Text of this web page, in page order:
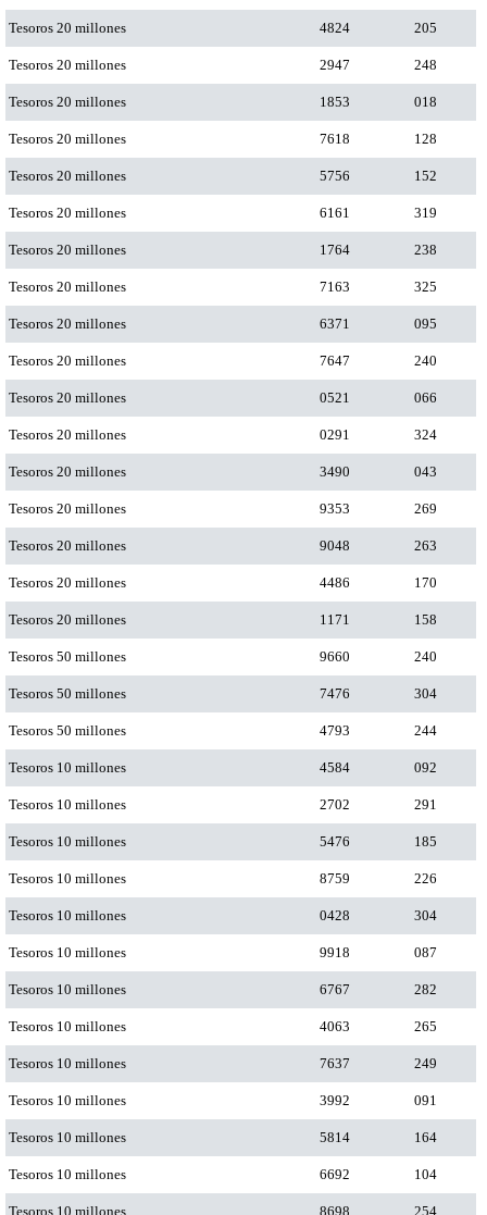
Tesoros 20 millones 4824 205
Tesoros 20 millones 2947 248
Tesoros 20 millones 1853 018
Tesoros 20 millones 7618 128
Tesoros 20 millones 5756 152
Tesoros 20 millones 6161 319
Tesoros 20 millones 1764 238
Tesoros 20 millones 7163 325
Tesoros 20 millones 6371 095
Tesoros 20 millones 7647 240
Tesoros 20 millones 0521 066
Tesoros 20 millones 0291 324
Tesoros 20 millones 3490 043
Tesoros 20 millones 9353 269
Tesoros 20 millones 9048 263
Tesoros 20 millones 4486 170
Tesoros 20 millones 1171 158
Tesoros 50 millones 9660 240
Tesoros 50 millones 7476 304
Tesoros 50 millones 4793 244
Tesoros 10 millones 4584 092
Tesoros 10 millones 2702 291
Tesoros 10 millones 5476 185
Tesoros 10 millones 8759 226
Tesoros 10 millones 0428 304
Tesoros 10 millones 9918 087
Tesoros 10 millones 6767 282
Tesoros 10 millones 4063 265
Tesoros 10 millones 7637 249
Tesoros 10 millones 3992 091
Tesoros 10 millones 5814 164
Tesoros 10 millones 6692 104
Tesoros 10 millones 8698 254